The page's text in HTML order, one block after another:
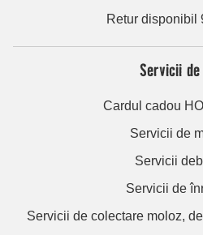
Retur disponibil
Servicii
Cardul cadou
Servicii de
Servicii
Servicii de
Servicii de colectare moloz,